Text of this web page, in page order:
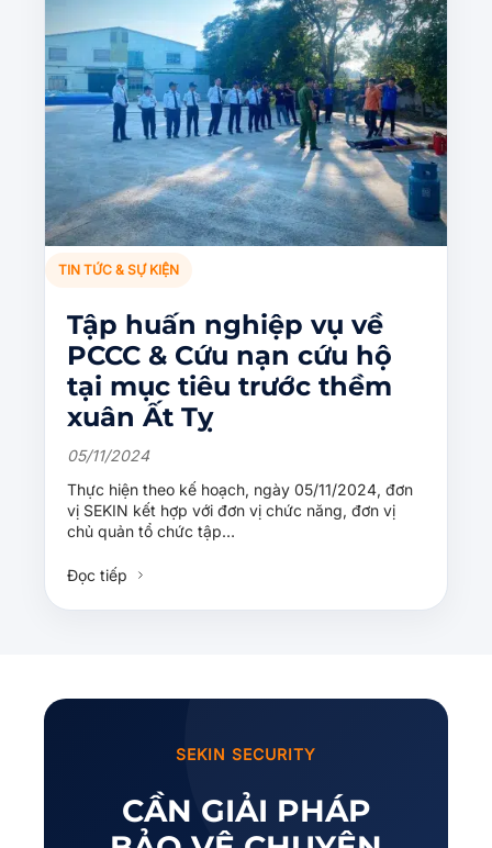
TIN TỨC & SỰ KIỆN
Tập huấn nghiệp vụ về
PCCC & Cứu nạn cứu hộ
tại mục tiêu trước thềm
xuân Ất Tỵ
05/11/2024
Thực hiện theo kế hoạch, ngày 05/11/2024, đơn
vị SEKIN kết hợp với đơn vị chức năng, đơn vị
chủ quản tổ chức tập…
Đọc tiếp
SEKIN SECURITY
CẦN GIẢI PHÁP